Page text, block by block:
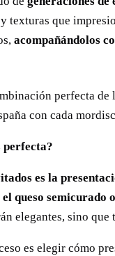
texturas que
acompañándolos
perfecta de
con cada
perfecta?
es la
el queso semicurado
elegantes, sino
es elegir cómo